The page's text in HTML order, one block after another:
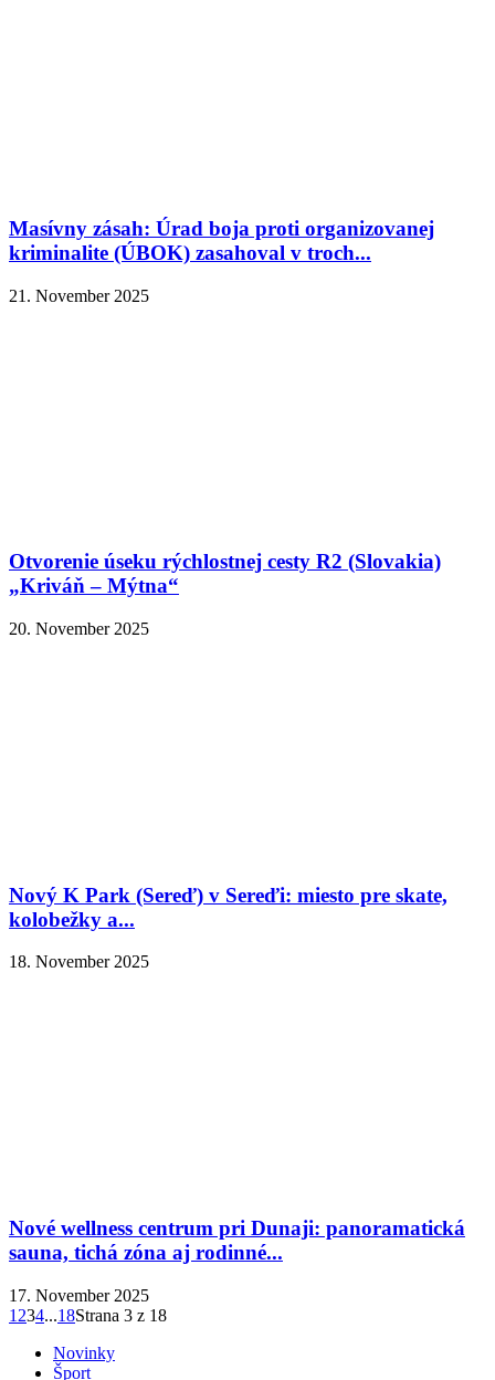
Masívny zásah: Úrad boja proti organizovanej
kriminalite (ÚBOK) zasahoval v troch...
21. November 2025
Otvorenie úseku rýchlostnej cesty R2 (Slovakia)
„Kriváň – Mýtna“
20. November 2025
Nový K Park (Sereď) v Sereďi: miesto pre skate,
kolobežky a...
18. November 2025
Nové wellness centrum pri Dunaji: panoramatická
sauna, tichá zóna aj rodinné...
17. November 2025
1 234...18Strana 3 z 18
Novinky
Šport